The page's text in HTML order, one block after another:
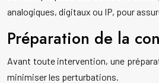
analogiques, digitaux ou IP, pour
Préparation de la
Avant toute intervention, une
minimiser les perturbations.